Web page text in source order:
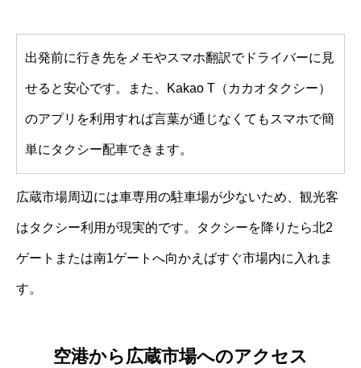
出発前に行き先をメモやスマホ翻訳でドライバーに見
せると安心です。また、Kakao T（カカオタクシー）
のアプリを利用すれば言葉が通じなくてもスマホで簡
単にタクシー配車できます。
広蔵市場周辺には車専用の駐車場が少ないため、観光客
はタクシー利用が現実的です。タクシーを降りたら北2
ゲートまたは南1ゲートへ向かえばすぐ市場内に入れま
す。
空港から広蔵市場へのアクセス